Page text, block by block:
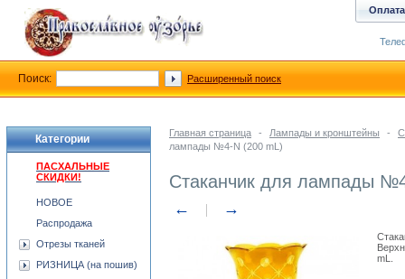
Главная страница - Лампады и кронштейны -
лампады №4-N (200 mL)
Стаканчик для лампады
← →
mL.
Категории
ПАСХАЛЬНЫЕ
СКИДКИ!
НОВОЕ
Распродажа
Отрезы тканей
РИЗНИЦА (на пошив)
Оплата
Поиск: Расширенный поиск